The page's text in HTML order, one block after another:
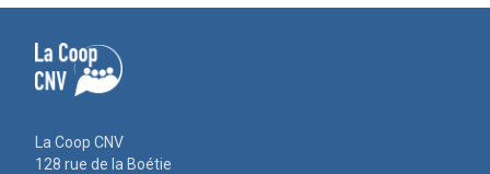
La Coop CNV
128 rue de la Boétie